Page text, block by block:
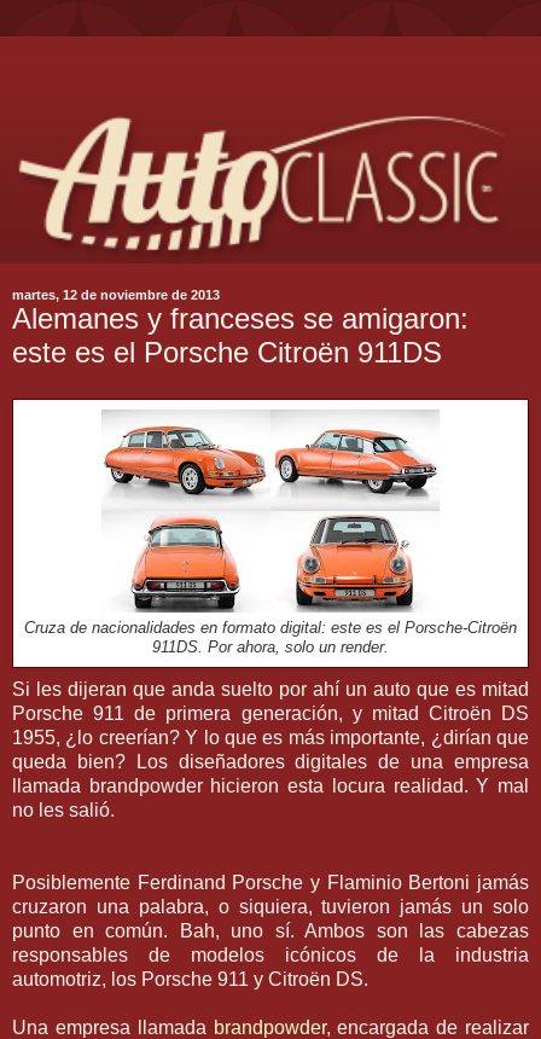
martes, 12 de noviembre de 2013
Alemanes y franceses se amigaron:
este es el Porsche Citroën 911DS
Cruza de nacionalidades en formato digital: este es el Porsche-Citroën
911DS. Por ahora, solo un render.
Si les dijeran que anda suelto por ahí un auto que es mitad
Porsche 911 de primera generación, y mitad Citroën DS
1955, ¿lo creerían? Y lo que es más importante, ¿dirían que
queda bien? Los diseñadores digitales de una empresa
llamada brandpowder hicieron esta locura realidad. Y mal
no les salió.
Posiblemente Ferdinand Porsche y Flaminio Bertoni jamás
cruzaron una palabra, o siquiera, tuvieron jamás un solo
punto en común. Bah, uno sí. Ambos son las cabezas
responsables de modelos icónicos de la industria
automotriz, los Porsche 911 y Citroën DS.
Una empresa llamada brandpowder, encargada de realizar